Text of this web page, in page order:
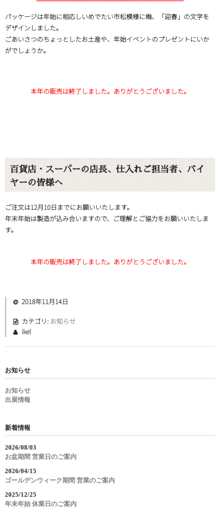
パッケージは年始に相応しいめでたい市松模様に梅、「迎春」の文字を
デザインしました。
ごあいさつのちょっとしたお土産や、年始イベントのプレゼントにいか
がでしょうか。
本年の販売は終了しました。ありがとうございました。
百貨店・スーパーの店長、仕入れご担当者、バイ
ヤーの皆様へ
ご注文は12月10日までにお願いいたします。
年末年始は製造が込み合いますので、ご理解とご協力をお願いいたしま
す。
本年の販売は終了しました。ありがとうございました。
2018年11月14日
カテゴリ: お知らせ
ikel
お知らせ
お知らせ
出展情報
新着情報
2026/08/03
お盆期間 営業日のご案内
2026/04/15
ゴールデンウィーク期間 営業のご案内
2025/12/25
年末年始 休業日のご案内